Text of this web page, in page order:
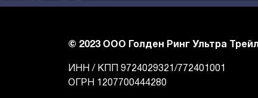
© 2023 ООО Голден Ринг Ультра Трейл
ИНН / КПП 9724029321/772401001
ОГРН 1207700444280